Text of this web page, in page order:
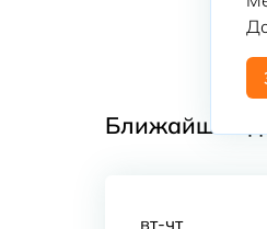
Ближайшие
вт-чт